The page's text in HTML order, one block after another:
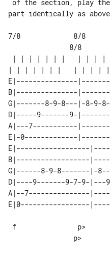
part identically as
7/8             8/8
E|---------------
B|---------------
G|-------8-9-8---|-8-9-
D|-----9-------9-
A|---7-----------
E|-0-------------
E|------------------
B|------------------
G|------8-9-8-------|-
D|----9-------9-7-9-|---
A|--7---------------